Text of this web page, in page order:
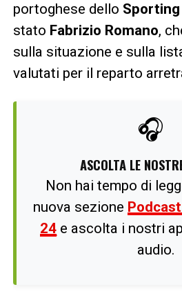
portoghese dello Sporting
stato Fabrizio Romano,
sulla situazione e sulla
valutati per il reparto
🎧
ASCOLTA LE
Non hai tempo di
nuova sezione
24 e ascolta i nostri
audio.